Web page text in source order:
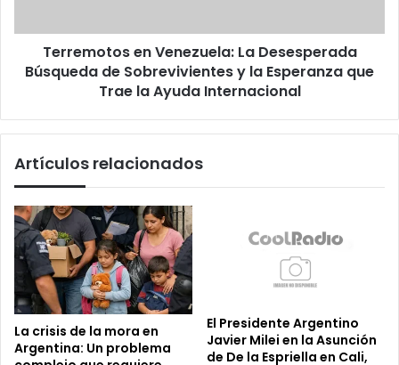
y
Esperanza
la
Internacional
Terremotos en Venezuela: La Desesperada
Búsqueda de Sobrevivientes y la Esperanza que
Trae la Ayuda Internacional
Artículos relacionados
La crisis de la mora en
Argentina: Un problema
El Presidente Argentino
Javier Milei en la Asunción
de De la Espriella en Cali,